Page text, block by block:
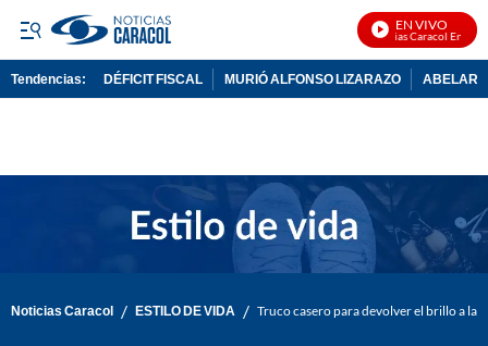
EN VIVO
Noticias Caracol En Vivo
Tendencias: DÉFICIT FISCAL MURIÓ ALFONSO LIZARAZO
Noticias Caracol / ESTILO DE VIDA / Truco casero para devolver el brillo a las